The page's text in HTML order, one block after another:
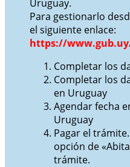
Uruguay.
Para gestionarlo
el siguiente enlace:
https://
Completar los
Completar los
en Uruguay
Agendar fecha
Uruguay
Pagar el
opción de
trámite.